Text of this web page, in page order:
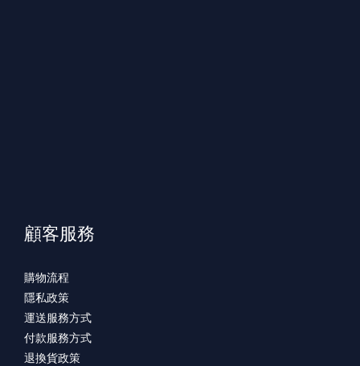
顧客服務
購物流程
隱私政策
運送服務方式
付款服務方式
退換貨政策